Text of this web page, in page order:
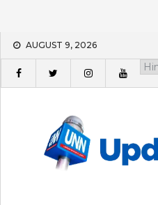
Skip
content
AUGUST 9, 2026